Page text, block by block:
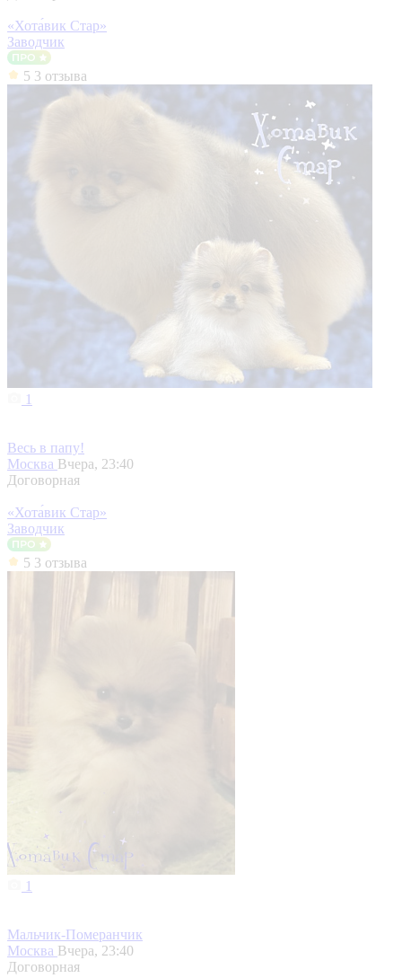
«Хота́вик Стар»
Заводчик
5 3 отзыва
1
Весь в папу!
Москва Вчера, 23:40
Договорная
«Хота́вик Стар»
Заводчик
5 3 отзыва
1
Мальчик-Померанчик
Москва Вчера, 23:40
Договорная